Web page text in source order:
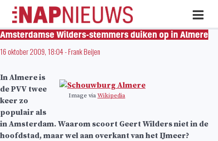
Skip
naar
inhoud
Amsterdamse Wilders-stemmers duiken op in Almere
16 oktober 2009, 18:04-Frank Beijen
Image viaWikipedia
In Almere is
de PVV twee
keer zo
populair als
in Amsterdam. Waarom scoort Geert Wilders niet in de
hoofdstad, maar wel aan overkant van het IJmeer?